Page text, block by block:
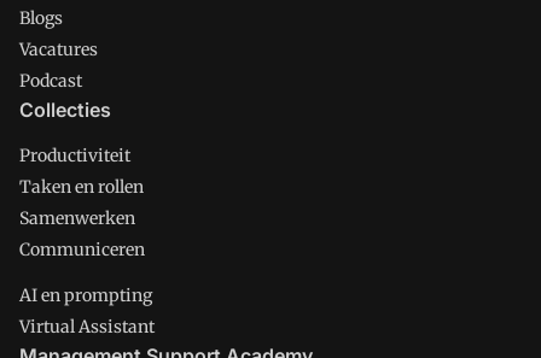
Blogs
Vacatures
Podcast
Collecties
Productiviteit
Taken en rollen
Samenwerken
Communiceren
AI en prompting
Virtual Assistant